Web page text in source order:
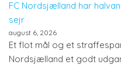
FC Nordsjælland har
sejr
august 6, 2026
Et flot mål og et
Nordsjælland et godt